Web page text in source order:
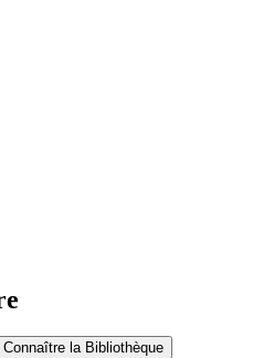
Connaître la Bibliothèque